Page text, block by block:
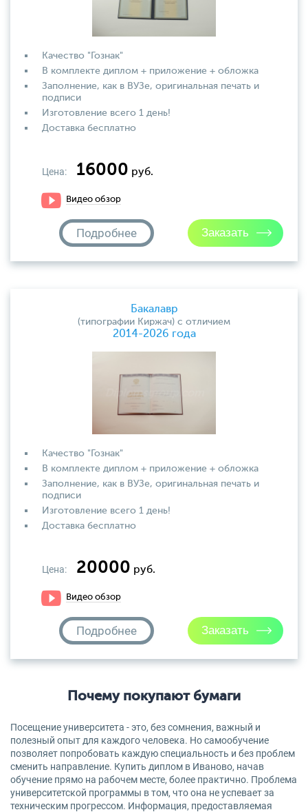
Качество "Гознак"
В комплекте диплом + приложение + обложка
Заполнение, как в ВУЗе, оригинальная печать и
подписи
Изготовление всего 1 день!
Доставка бесплатно
Цена: 16000 руб.
Видео обзор
Подробнее
Бакалавр
(типографии Киржач) с отличием
2014-2026 года
Качество "Гознак"
В комплекте диплом + приложение + обложка
Заполнение, как в ВУЗе, оригинальная печать и
подписи
Изготовление всего 1 день!
Доставка бесплатно
Цена: 20000 руб.
Видео обзор
Подробнее
Почему покупают бумаги
Посещение университета - это, без сомнения, важный и
полезный опыт для каждого человека. Но самообучение
позволяет попробовать каждую специальность и без проблем
сменить направление. Купить диплом в Иваново, начав
обучение прямо на рабочем месте, более практично. Проблема
университетской программы в том, что она не успевает за
техническим прогрессом. Информация, предоставляемая